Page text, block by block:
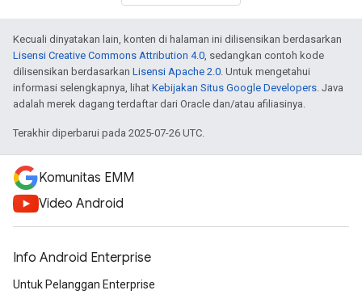
Kecuali dinyatakan lain, konten di halaman ini dilisensikan berdasarkan
Lisensi Creative Commons Attribution 4.0 , sedangkan contoh kode
dilisensikan berdasarkan Lisensi Apache 2.0 . Untuk mengetahui
informasi selengkapnya, lihat Kebijakan Situs Google Developers . Java
adalah merek dagang terdaftar dari Oracle dan/atau afiliasinya.
Terakhir diperbarui pada 2025-07-26 UTC.
Komunitas EMM
Video Android
Info Android Enterprise
Untuk Pelanggan Enterprise